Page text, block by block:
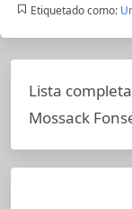
Etiquetado como:
Lista
Mossack